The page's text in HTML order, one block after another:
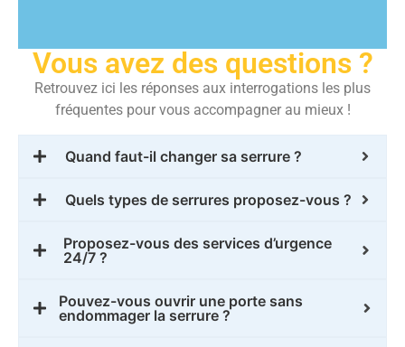
Vous avez des questions ?
Retrouvez ici les réponses aux interrogations les plus
fréquentes pour vous accompagner au mieux !
Quand faut-il changer sa serrure ?
Quels types de serrures proposez-vous ?
Proposez-vous des services d’urgence
24/7 ?
Pouvez-vous ouvrir une porte sans
endommager la serrure ?